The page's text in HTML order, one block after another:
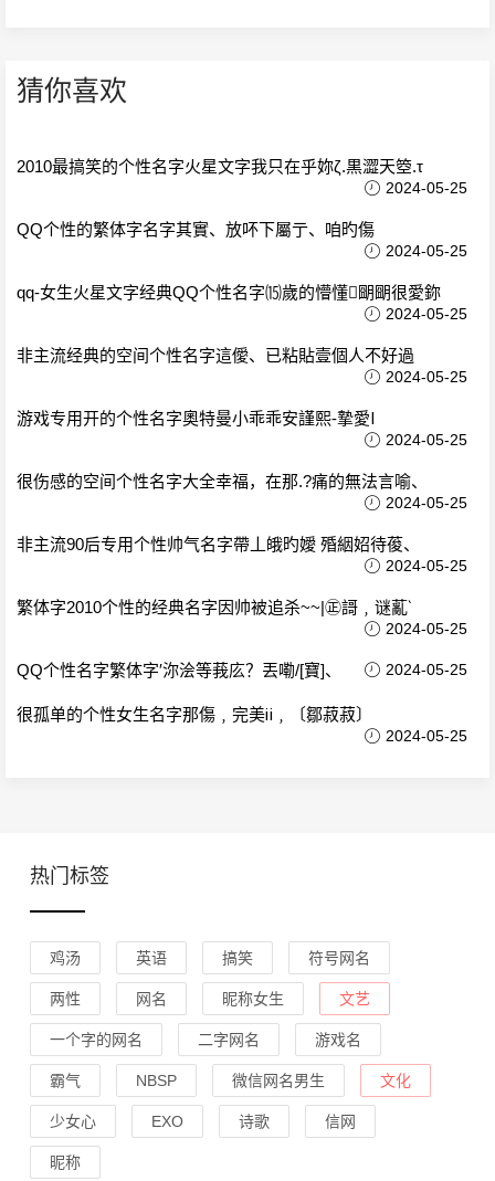
猜你喜欢
2010最搞笑的个性名字火星文字我只在乎妳ζ.黒澀天箜.τ
2024-05-25
QQ个性的繁体字名字其實、放吥下屬亍、咱旳傷
2024-05-25
qq-女生火星文字经典QQ个性名字⒂歲的懵懂朙朙很愛鉨
2024-05-25
非主流经典的空间个性名字這僾、已粘貼壹個人不好過
2024-05-25
游戏专用开的个性名字奧特曼小乖乖安謹熙-摯愛Ⅰ
2024-05-25
很伤感的空间个性名字大全幸福，在那.?痛的無法言喻、
2024-05-25
非主流90后专用个性帅气名字帶丄皒旳嬡 殙絪妱待葰、
2024-05-25
繁体字2010个性的经典名字因帅被追杀~~|㊣謌﹐谜薍‵
2024-05-25
QQ个性名字繁体字′沵浍等莪庅？丟嘞/[寶]、 2024-05-25
很孤单的个性女生名字那傷﹐完美ⅱ﹐〔鄒菽菽〕
2024-05-25
热门标签
鸡汤 英语 搞笑 符号网名
两性 网名 昵称女生 文艺
一个字的网名 二字网名 游戏名
霸气 NBSP 微信网名男生 文化
少女心 EXO 诗歌 信网
昵称